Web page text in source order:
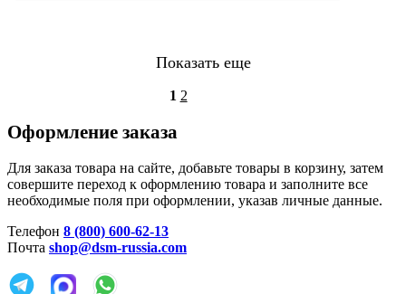
Показать еще
1 2
Оформление заказа
Для заказа товара на сайте, добавьте товары в корзину, затем
совершите переход к оформлению товара и заполните все
необходимые поля при оформлении, указав личные данные.
Телефон 8 (800) 600-62-13
Почта shop@dsm-russia.com